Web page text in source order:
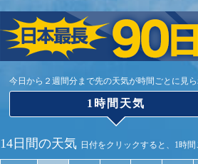
今日から２週間分まで先の天気が時間ごとに見ら
1時間天気
14日間の天気 日付をクリックすると、1時